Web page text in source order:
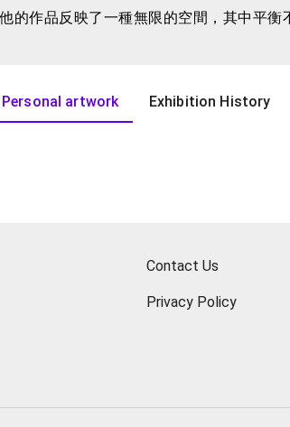
的作品反映了一種無限的空間，其中平
式和抽象的思想來探索世界，傳達出一
在的深刻反思。他的作品是一種對現實
Personal artwork Exhibition History
Contact Us
Privacy Policy